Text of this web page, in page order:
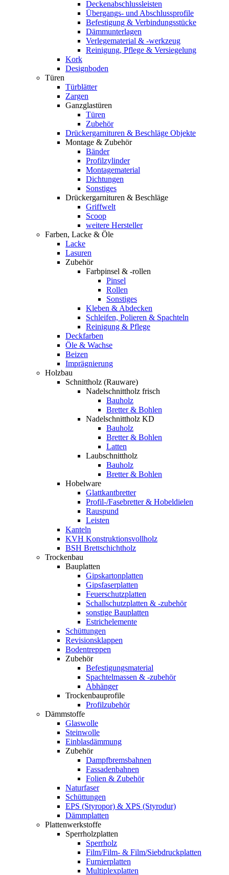
Deckenabschlussleisten
Übergangs- und Abschlussprofile
Befestigung & Verbindungsstücke
Dämmunterlagen
Verlegematerial & -werkzeug
Reinigung, Pflege & Versiegelung
Kork
Designboden
Türen
Türblätter
Zargen
Ganzglastüren
Türen
Zubehör
Drückergarnituren & Beschläge Objekte
Montage & Zubehör
Bänder
Profilzylinder
Montagematerial
Dichtungen
Sonstiges
Drückergarnituren & Beschläge
Griffwelt
Scoop
weitere Hersteller
Farben, Lacke & Öle
Lacke
Lasuren
Zubehör
Farbpinsel & -rollen
Pinsel
Rollen
Sonstiges
Kleben & Abdecken
Schleifen, Polieren & Spachteln
Reinigung & Pflege
Deckfarben
Öle & Wachse
Beizen
Imprägnierung
Holzbau
Schnittholz (Rauware)
Nadelschnittholz frisch
Bauholz
Bretter & Bohlen
Nadelschnittholz KD
Bauholz
Bretter & Bohlen
Latten
Laubschnittholz
Bauholz
Bretter & Bohlen
Hobelware
Glattkantbretter
Profil-/Fasebretter & Hobeldielen
Rauspund
Leisten
Kanteln
KVH Konstruktionsvollholz
BSH Brettschichtholz
Trockenbau
Bauplatten
Gipskartonplatten
Gipsfaserplatten
Feuerschutzplatten
Schallschutzplatten & -zubehör
sonstige Bauplatten
Estrichelemente
Schüttungen
Revisionsklappen
Bodentreppen
Zubehör
Befestigungsmaterial
Spachtelmassen & -zubehör
Abhänger
Trockenbauprofile
Profilzubehör
Dämmstoffe
Glaswolle
Steinwolle
Einblasdämmung
Zubehör
Dampfbremsbahnen
Fassadenbahnen
Folien & Zubehör
Naturfaser
Schüttungen
EPS (Styropor) & XPS (Styrodur)
Dämmplatten
Plattenwerkstoffe
Sperrholzplatten
Sperrholz
Film/Film- & Film/Siebdruckplatten
Furnierplatten
Multiplexplatten